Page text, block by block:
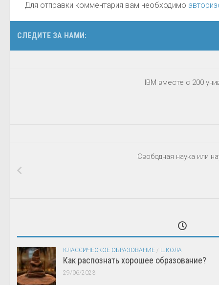
Для отправки комментария вам необходимо
СЛЕДИТЕ ЗА НАМИ:
IBM вместе с 200
Свободная наука или
КЛАССИЧЕСКОЕ ОБРАЗОВАНИЕ / ШКОЛА
Как распознать хорошее образование?
29/06/2023